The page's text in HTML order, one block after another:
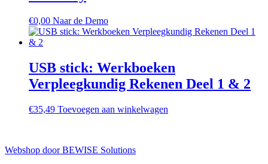
€0,00 Naar de Demo
USB stick: Werkboeken
Verpleegkundig Rekenen Deel 1 & 2
€35,49 Toevoegen aan winkelwagen
Webshop door BEWISE Solutions